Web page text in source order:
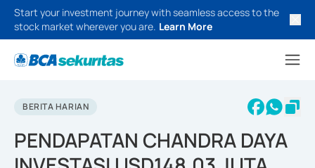
Start your investment journey with seamless access to the
stock market wherever you are. Learn More
BERITA HARIAN
PENDAPATAN CHANDRA DAYA